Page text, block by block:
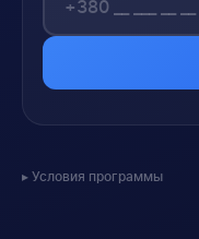
Условия программы